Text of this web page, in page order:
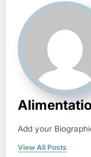
Add your
View All Posts